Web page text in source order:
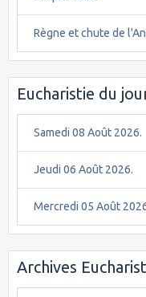
Règne et chute de
Eucharistie du
Samedi 08 Août 2026.
Jeudi 06 Août 2026.
Mercredi 05 Août
Archives